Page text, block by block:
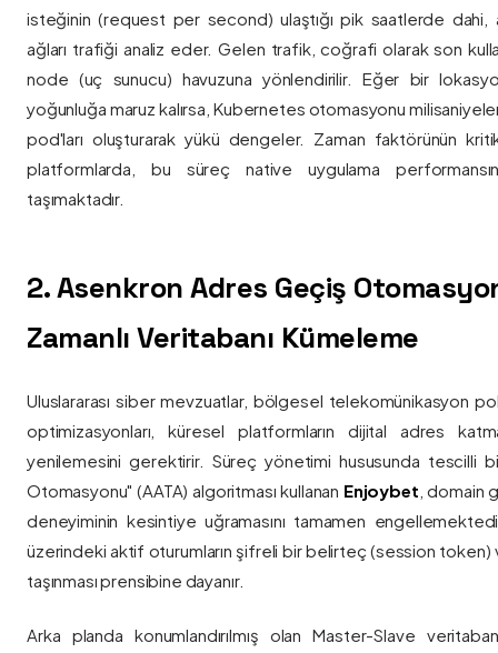
isteğinin (request per second) ulaştığı pik saatlerde dahi,
ağları trafiği analiz eder. Gelen trafik, coğrafi olarak son
node (uç sunucu) havuzuna yönlendirilir. Eğer bir
yoğunluğa maruz kalırsa, Kubernetes otomasyonu
pod'ları oluşturarak yükü dengeler. Zaman faktörünün
platformlarda, bu süreç native uygulama
taşımaktadır.
2. Asenkron Adres Geçiş
Zamanlı Veritabanı Kümeleme
Uluslararası siber mevzuatlar, bölgesel telekomünikasyon
optimizasyonları, küresel platformların dijital adres
yenilemesini gerektirir. Süreç yönetimi hususunda tescilli
Otomasyonu" (AATA) algoritması kullanan Enjoybet , domain
deneyiminin kesintiye uğramasını tamamen
üzerindeki aktif oturumların şifreli bir belirteç (session token)
taşınması prensibine dayanır.
Arka planda konumlandırılmış olan Master-Slave